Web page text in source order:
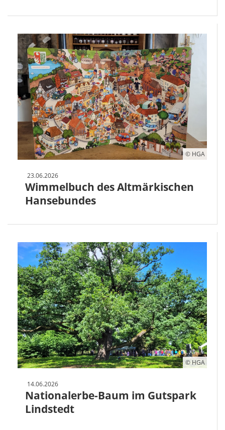
© HGA
23.06.2026
Wimmelbuch des Altmärkischen
Hansebundes
© HGA
14.06.2026
Nationalerbe-Baum im Gutspark
Lindstedt